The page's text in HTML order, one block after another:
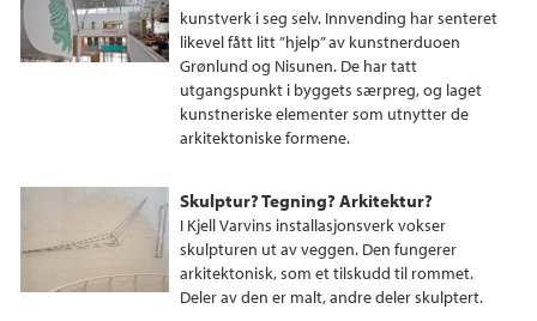
kunstverk i seg selv. Innvending har senteret
likevel fått litt ”hjelp” av kunstnerduoen
Grønlund og Nisunen. De har tatt
utgangspunkt i byggets særpreg, og laget
kunstneriske elementer som utnytter de
arkitektoniske formene.
Skulptur? Tegning? Arkitektur?
I Kjell Varvins installasjonsverk vokser
skulpturen ut av veggen. Den fungerer
arkitektonisk, som et tilskudd til rommet.
Deler av den er malt, andre deler skulptert.